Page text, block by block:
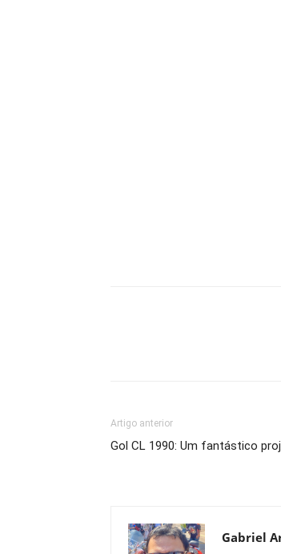
Artigo anterior
Gol CL 1990: Um fantástico
Gabriel